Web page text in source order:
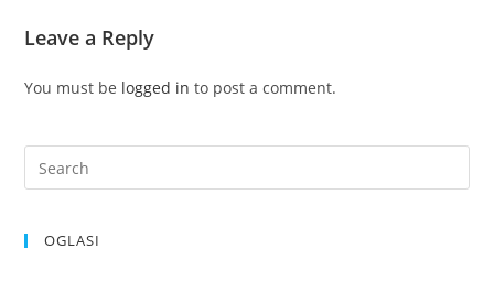
Leave a Reply
You must be logged in to post a comment.
OGLASI